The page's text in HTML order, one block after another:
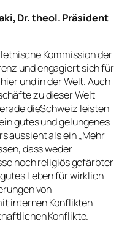
Dr. theol. Präsident
Kommission der
und engagiert sich für
und in der Welt. Auch
zu dieser Welt
dieSchweiz leisten
gutes und gelungenes
aussieht als ein „Mehr
dass weder
noch religiös gefärbter
Leben für wirklich
von
internen Konflikten
Konflikte.